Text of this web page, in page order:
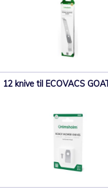
12 knive til ECOVACS